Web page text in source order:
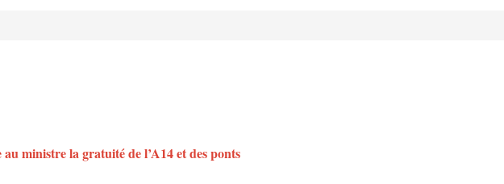
ministre la gratuité de l’A14 et des ponts